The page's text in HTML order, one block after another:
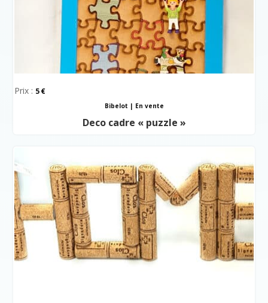
Prix : 5
Bibelot | En vente
Deco cadre « puzzle »